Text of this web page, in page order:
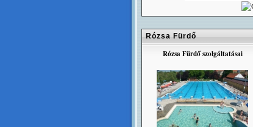
Rózsa Fürdő
Rózsa Fürdő szolgáltatásai